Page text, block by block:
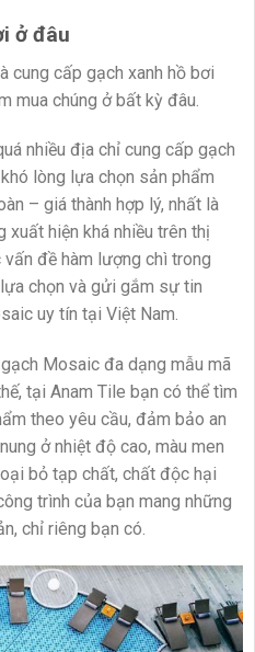
ở đâu
cung cấp gạch xanh hồ bơi
mua chúng ở bất kỳ đâu.
nhiều địa chỉ cung cấp gạch
lòng lựa chọn sản phẩm
– giá thành hợp lý, nhất là
xuất hiện khá nhiều trên thị
đề hàm lượng chì trong
chọn và gửi gắm sự tin
uy tín tại Việt Nam.
Mosaic đa dạng mẫu mã
tại Anam Tile bạn có thể tìm
theo yêu cầu, đảm bảo an
ở nhiệt độ cao, màu men
bỏ tạp chất, chất độc hại
trình của bạn mang những
chỉ riêng bạn có.